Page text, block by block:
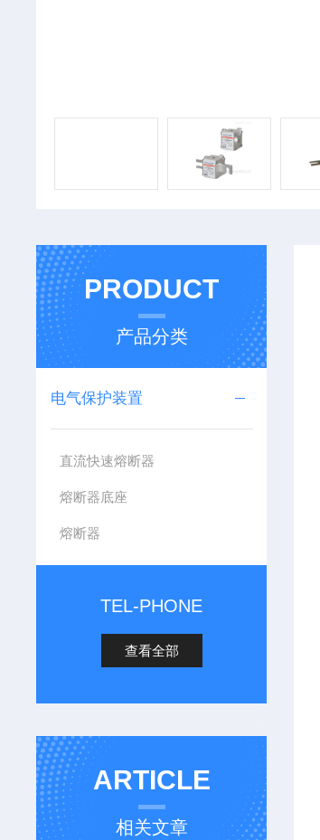
PRODUCT
产品分类
电气保护装置
直流快速熔断器
熔断器底座
熔断器
TEL-PHONE
查看全部
ARTICLE
相关文章